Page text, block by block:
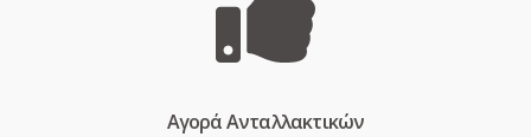
Aγορά Ανταλλακτικών